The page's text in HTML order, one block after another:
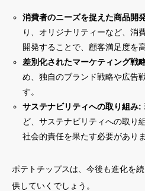
消費者のニーズを捉えた商品開
り、オリジナリティーなど、消
開発することで、顧客満足度を
差別化されたマーケティング戦
め、独自のブランド戦略や広告
す。
サステナビリティへの取り組み:
ど、サステナビリティへの取り
社会的責任を果たす必要がありま
ポテトチップスは、今後も進化を
供していくでしょう。